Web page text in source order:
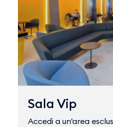
Sala Vip
Accedi a un'area